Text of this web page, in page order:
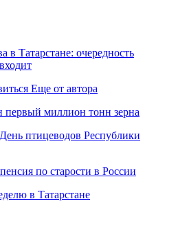
в Татарстане: очередность
Еще от автора
первый миллион тонн зерна
птицеводов Республики
по старости в России
в Татарстане